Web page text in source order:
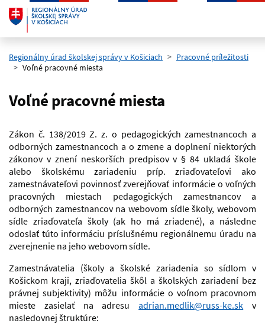
Preskočiť na hlavný obsah
Regionálny úrad školskej správy v Košiciach
Pracovné príležitosti
Voľné pracovné miesta
Voľné pracovné miesta
Zákon č. 138/2019 Z. z. o pedagogických zamestnancoch a
odborných zamestnancoch a o zmene a doplnení niektorých
zákonov v znení neskorších predpisov v § 84 ukladá škole
alebo školskému zariadeniu príp. zriaďovateľovi ako
zamestnávateľovi povinnosť zverejňovať informácie o voľných
pracovných miestach pedagogických zamestnancov a
odborných zamestnancov na webovom sídle školy, webovom
sídle zriaďovateľa školy (ak ho má zriadené), a následne
odoslať túto informáciu príslušnému regionálnemu úradu na
zverejnenie na jeho webovom sídle.
Zamestnávatelia (školy a školské zariadenia so sídlom v
Košickom kraji, zriaďovatelia škôl a školských zariadení bez
právnej subjektivity) môžu informácie o voľnom pracovnom
mieste zasielať na adresuadrian.medlik@russ-ke.sk v
nasledovnej štruktúre: